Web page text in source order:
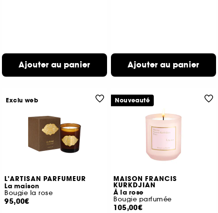
Ajouter au panier Ajouter au panier
L'ARTISAN PARFUMEUR
La maison
Bougie la rose
95,00€
Exclu web
MAISON FRANCIS
KURKDJIAN
À la rose
Bougie parfumée
105,00€
Nouveauté